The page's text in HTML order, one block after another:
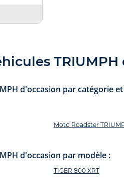
d'occasion par catégorie
Moto Roadster
d'occasion par modèle :
TIGER 800 XRT